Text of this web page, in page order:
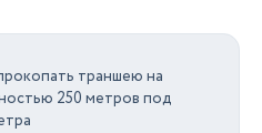
траншею на
250 метров под